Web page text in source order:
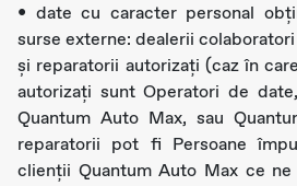
• date cu caracter personal
surse externe: dealerii
și reparatorii autorizați (caz în
autorizați sunt Operatori de
Quantum Auto Max, sau
reparatorii pot fi Persoane
clienții Quantum Auto Max ce